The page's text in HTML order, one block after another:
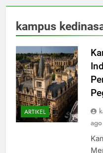
kampus
ARTIKEL
ago